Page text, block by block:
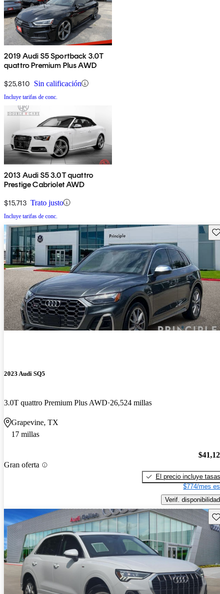
2019 Audi S5 Sportback 3.0T
quattro Premium Plus AWD
$25,810 Sin calificación
Incluye tarifas de conc.
2013 Audi S5 3.0T quattro
Prestige Cabriolet AWD
$15,713 Trato justo
Incluye tarifas de conc.
2023 Audi SQ5
3.0T quattro Premium Plus AWD 26,524 millas
Grapevine, TX
17 millas
Gran oferta
El precio incluye tasas
$774/mes
Verif. disponibilidad